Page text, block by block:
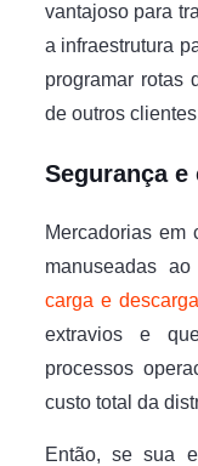
vantajoso para
a infraestrutura
programar rotas
de outros
Segurança e
Mercadorias em
manuseadas
carga e descarga
extravios e
processos
custo total da
Então, se sua